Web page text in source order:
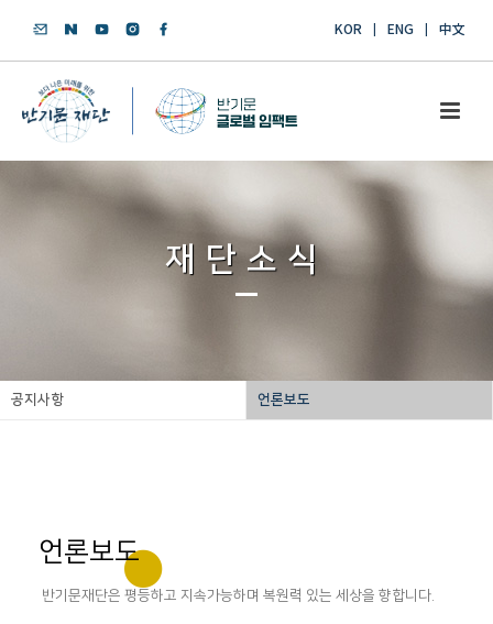
KOR ENG 中文
재단소식
공지사항 언론보도
언론보도
반기문재단은 평등하고 지속가능하며 복원력 있는 세상을 향합니다.